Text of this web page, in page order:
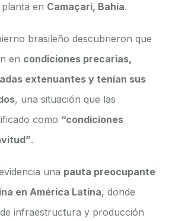
en Camaçari, Bahía.
brasileño descubrieron que
en condiciones precarias,
extenuantes y tenían sus
, una situación que las
como “condiciones
.
una pauta preocupante
en América Latina, donde
infraestructura y producción